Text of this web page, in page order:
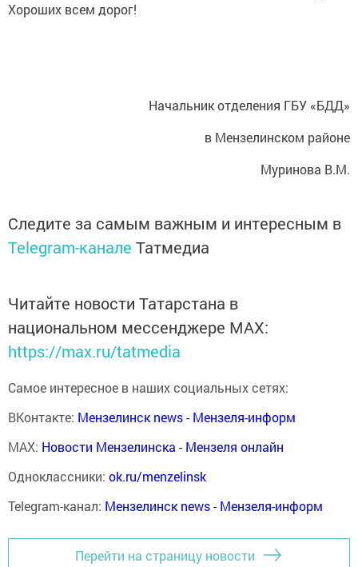
Хороших всем дорог!
Начальник отделения ГБУ «БДД»
в Мензелинском районе
Муринова В.М.
Следите за самым важным и интересным в
Telegram-канале Татмедиа
Читайте новости Татарстана в
национальном мессенджере MАХ:
https://max.ru/tatmedia
Самое интересное в наших социальных сетях:
ВКонтакте: Мензелинск news - Мензеля-информ
MAX: Новости Мензелинска - Мензеля онлайн
Одноклассники: ok.ru/menzelinsk
Telegram-канал: Мензелинск news - Мензеля-информ
Перейти на страницу новости